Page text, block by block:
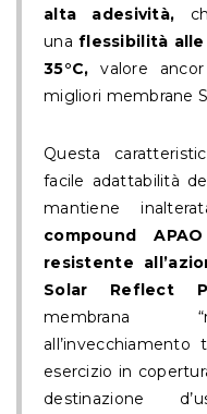
alta adesività,
unaflessibilità
35°C, valore
migliori membrane
Questa
facile adattabilità
mantiene
compound
resistente
Solar Reflect
membrana
esercizio in
destinazione